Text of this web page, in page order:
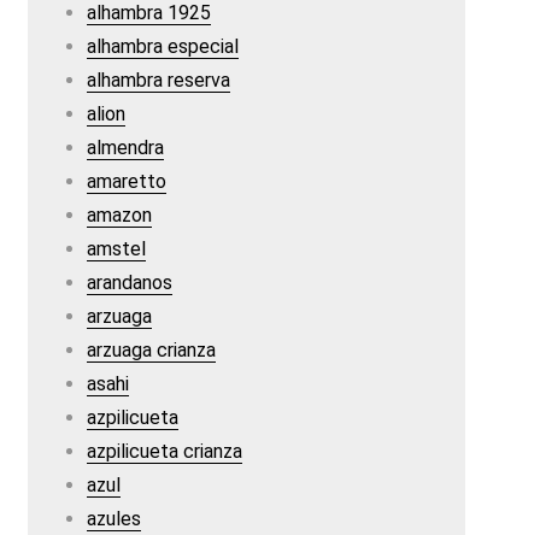
alhambra 1925
alhambra especial
alhambra reserva
alion
almendra
amaretto
amazon
amstel
arandanos
arzuaga
arzuaga crianza
asahi
azpilicueta
azpilicueta crianza
azul
azules